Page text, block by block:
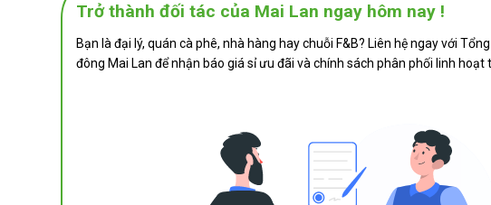
Trở thành đối tác của Mai Lan ngay hôm nay !
Bạn là đại lý, quán cà phê, nhà hàng hay chuỗi F&B? Liên hệ ngay với
đông Mai Lan để nhận báo giá sỉ ưu đãi và chính sách phân phối linh hoạt